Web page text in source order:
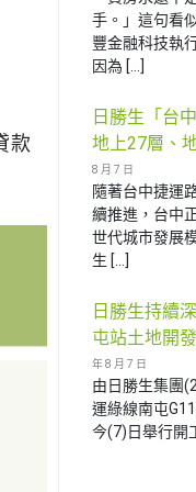
款
手。」這句看
豐金融科技執
因為 […]
日勝生「台
地上27層、
8 月 7 日
隨著台中捷運
續推進，台中
世代城市發展
生 […]
日勝生持續
屯站土地開
年 8 月 7 日
由日勝生集團
運綠線南屯
今(7)日舉行開